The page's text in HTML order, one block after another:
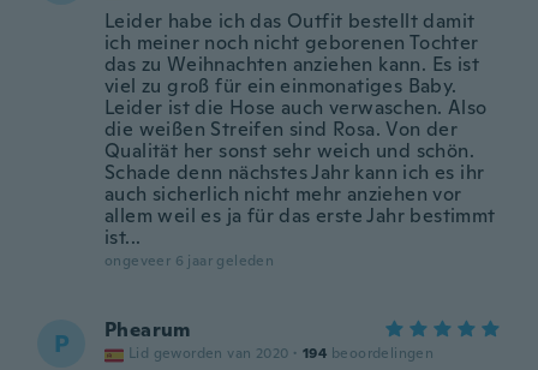
Leider habe ich das Outfit bestellt damit
ich meiner noch nicht geborenen Tochter
das zu Weihnachten anziehen kann. Es ist
viel zu groß für ein einmonatiges Baby.
Leider ist die Hose auch verwaschen. Also
die weißen Streifen sind Rosa. Von der
Qualität her sonst sehr weich und schön.
Schade denn nächstes Jahr kann ich es ihr
auch sicherlich nicht mehr anziehen vor
allem weil es ja für das erste Jahr bestimmt
ist...
ongeveer 6 jaar geleden
P Phearum
Lid geworden van 2020 · 194 beoordelingen